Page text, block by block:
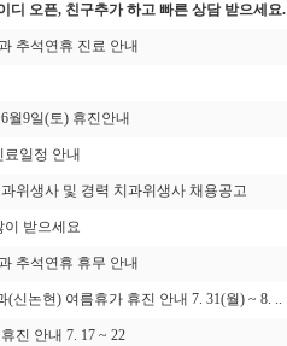
디 오픈, 친구추가 하고 빠른 상담 받으세요.
추석연휴 진료 안내
월9일(토) 휴진안내
료일정 안내
위생사 및 경력 치과위생사 채용공고
이 받으세요
추석연휴 휴무 안내
(신논현) 여름휴가 휴진 안내 7. 31(월) ~ 8. ..
진 안내 7. 17 ~ 22